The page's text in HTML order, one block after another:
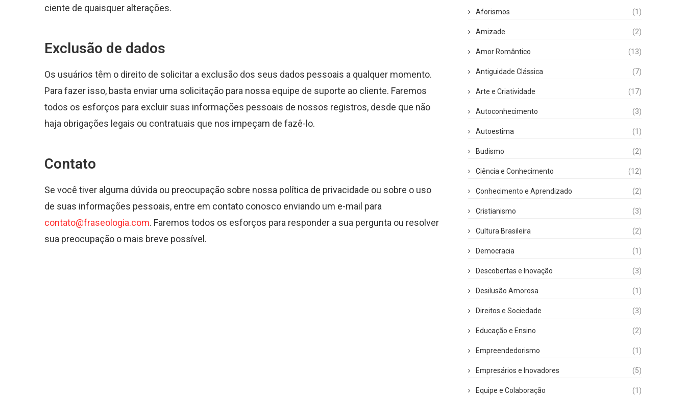
ciente de quaisquer alterações.
Exclusão de dados
Os usuários têm o direito de solicitar a exclusão dos seus dados pessoais a qualquer momento.
Para fazer isso, basta enviar uma solicitação para nossa equipe de suporte ao cliente. Faremos
todos os esforços para excluir suas informações pessoais de nossos registros, desde que não
haja obrigações legais ou contratuais que nos impeçam de fazê-lo.
Contato
Se você tiver alguma dúvida ou preocupação sobre nossa política de privacidade ou sobre o uso
de suas informações pessoais, entre em contato conosco enviando um e-mail para
contato@fraseologia.com. Faremos todos os esforços para responder a sua pergunta ou resolver
sua preocupação o mais breve possível.
Aforismos (1)
Amizade (2)
Amor Romântico (13)
Antiguidade Clássica (7)
Arte e Criatividade (17)
Autoconhecimento (3)
Autoestima (1)
Budismo (2)
Ciência e Conhecimento (12)
Conhecimento e Aprendizado (2)
Cristianismo (3)
Cultura Brasileira (2)
Democracia (1)
Descobertas e Inovação (3)
Desilusão Amorosa (1)
Direitos e Sociedade (3)
Educação e Ensino (2)
Empreendedorismo (1)
Empresários e Inovadores (5)
Equipe e Colaboração (1)